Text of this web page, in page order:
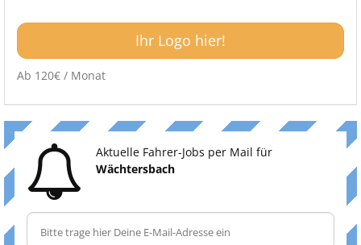
Ihr Logo hier!
Ab 120€ / Monat
Aktuelle Fahrer-Jobs per Mail für
Wächtersbach